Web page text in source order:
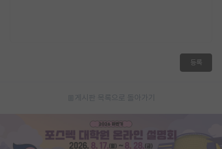
등록
게시판 목록으로 돌아가기